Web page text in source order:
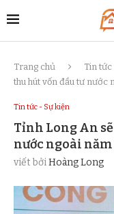
Trang chủ Tin tức
thu hút vốn đầu tư nước
Tin tức - Sự kiện
Tỉnh Long An
nước ngoài năm
viết bởiHoàng Long